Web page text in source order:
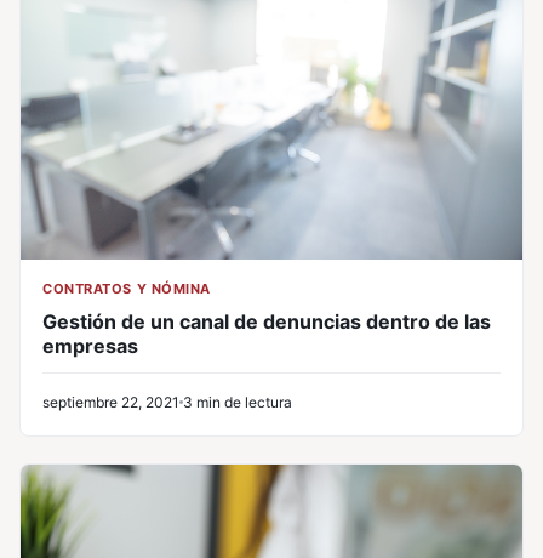
CONTRATOS Y NÓMINA
Gestión de un canal de denuncias dentro de las
empresas
septiembre 22, 2021 3 min de lectura